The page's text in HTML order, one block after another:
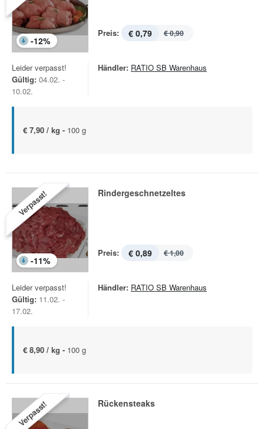
-12%
Preis: € 0,79 € 0,90
Leider verpasst!
Gültig: 04.02. -
10.02.
Händler: RATIO SB Warenhaus
€ 7,90 / kg - 100 g
Verpasst!
-11%
Rindergeschnetzeltes
Preis: € 0,89 € 1,00
Leider verpasst!
Gültig: 11.02. -
17.02.
Händler: RATIO SB Warenhaus
€ 8,90 / kg - 100 g
Verpasst! Rückensteaks